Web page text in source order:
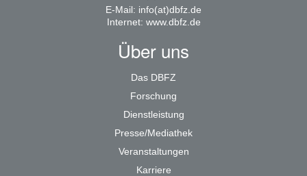
E-Mail: info(at)dbfz.de
Internet: www.dbfz.de
Über uns
Das DBFZ
Forschung
Dienstleistung
Presse/Mediathek
Veranstaltungen
Karriere